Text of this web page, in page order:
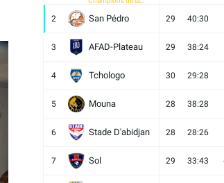
2 San Pédro 29 40:30
3 AFAD-Plateau 29 38:24
4 Tchologo 30 29:28
5 Mouna 28 38:28
6 Stade D'abidjan 28 28:26
7 Sol 29 33:43